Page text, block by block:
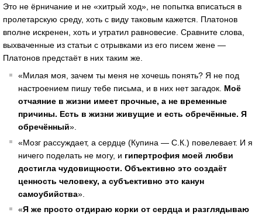
Это не ёрничание и не «хитрый ход», не попытка вписаться в
пролетарскую среду, хоть с виду таковым кажется. Платонов
вполне искренен, хоть и утратил равновесие. Сравните слова,
выхваченные из статьи с отрывками из его писем жене —
Платонов предстаёт в них таким же.
«Милая моя, зачем ты меня не хочешь понять? Я не под
настроением пишу тебе письма, и в них нет загадок. Моё
отчаяние в жизни имеет прочные, а не временные
причины. Есть в жизни живущие и есть обречённые. Я
обречённый».
«Мозг рассуждает, а сердце (Купина — С.К.) повелевает. И я
ничего поделать не могу, и гипертрофия моей любви
достигла чудовищности. Объективно это создаёт
ценность человеку, а субъективно это канун
самоубийства».
«Я же просто отдираю корки от сердца и разглядываю